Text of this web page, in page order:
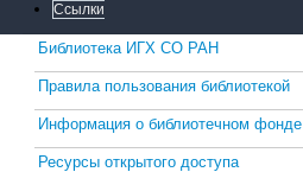
Ссылки
Библиотека ИГХ СО РАН
Правила пользования библиотекой
Информация о библиотечном фонде
Ресурсы открытого доступа